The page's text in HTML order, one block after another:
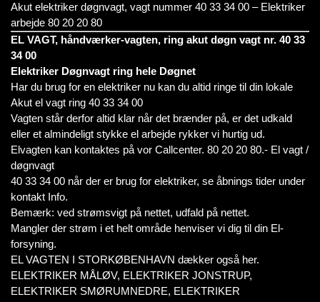
Akut elektriker døgnvagt, vagt nummer 40 33 34 00 – Elektriker
arbejde 80 20 20 80
EL VAGT, håndværker-vagten, ring akut døgn vagt nr. 40 33
34 00
Elektriker Døgnvagt ring hele Døgnet
Har du brug for en elektriker nu kan du altid ringe til din lokale
Akut el vagt ring 40 33 34 00
Vagten står derfor altid klar når det brænder på, er det udkald
eller et almindeligt stykke el arbejde rykker vi hurtig ud.
Elvagten kan kontaktes på vor Callcenter. 80 20 20 80.- El vagt /
døgnvagt
40 33 34 00 når der er brug for elektriker, se åbnings tider under
kontakt Info.
Bemærk: ved strømsvigt på nettet, udfald på nettet.
Mangler der strøm i et helt område henviser vi dig til din El-
forsyning.
EL VAGTEN I STORKØBENHAVN dækker også her.
ELEKTRIKER MÅLØV, ELEKTRIKER JONSTRUP,
ELEKTRIKER SMØRUMNEDRE, ELEKTRIKER